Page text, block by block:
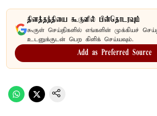
தினத்தந்தியை கூகுளில் பின்தொடரவும்
கூகுள் செய்திகளில் எங்களின் முக்கியச்
உடனுக்குடன் பெற கிளிக் செய்யவும்.
Add as Preferred Source